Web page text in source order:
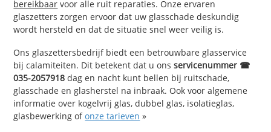
bereikbaar voor alle ruit reparaties. Onze ervaren
glaszetters zorgen ervoor dat uw glasschade deskundig
wordt hersteld en dat de situatie snel weer veilig is.
Ons glaszettersbedrijf biedt een betrouwbare glasservice
bij calamiteiten. Dit betekent dat u onsservicenummer ☎
035-2057918 dag en nacht kunt bellen bij ruitschade,
glasschade en glasherstel na inbraak. Ook voor algemene
informatie over kogelvrij glas, dubbel glas, isolatieglas,
glasbewerking ofonze tarieven »